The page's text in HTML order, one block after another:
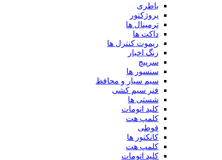
باطری
پروژکتور
ترمینال ها
داکت ها
ریموت کنترل ها
زنگ اخبار
سرپیچ
سنسور ها
سیم سیار و محافظ
فنر سیم کشی
شستی ها
کلید اتومات
کلمپ هت
قوطی
کانکتور ها
کلمپ هت
کلید اتومات